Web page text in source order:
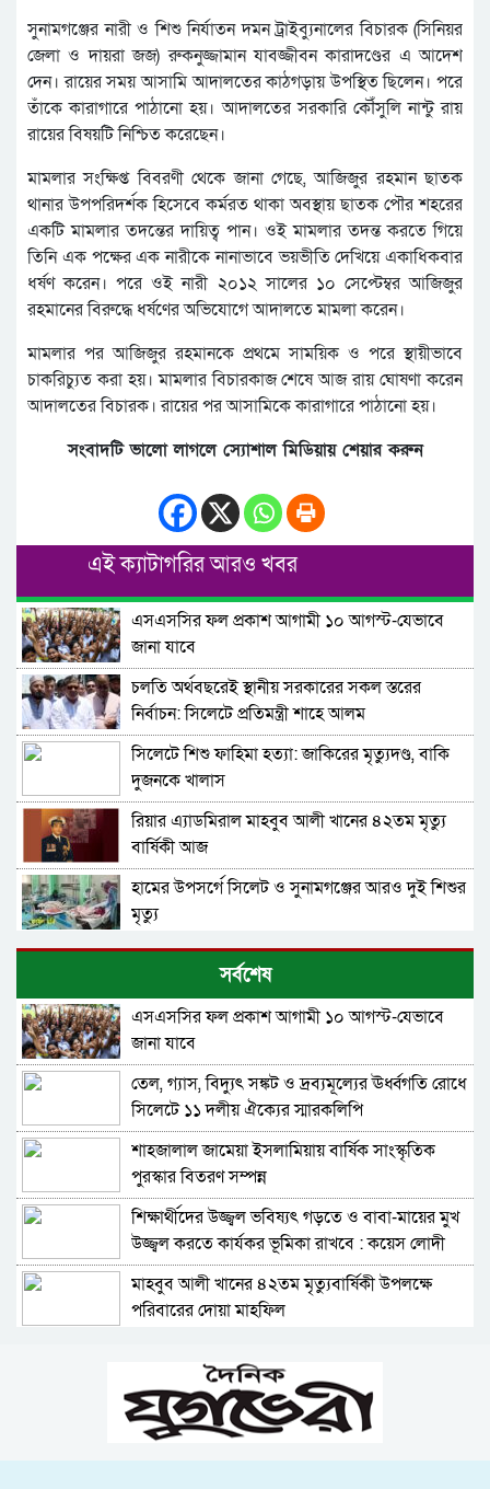
সুনামগঞ্জের নারী ও শিশু নির্যাতন দমন ট্রাইব্যুনালের বিচারক (সিনিয়র
জেলা ও দায়রা জজ) রুকনুজ্জামান যাবজ্জীবন কারাদণ্ডের এ আদেশ
দেন। রায়ের সময় আসামি আদালতের কাঠগড়ায় উপস্থিত ছিলেন। পরে
তাঁকে কারাগারে পাঠানো হয়। আদালতের সরকারি কৌঁসুলি নান্টু রায়
রায়ের বিষয়টি নিশ্চিত করেছেন।
মামলার সংক্ষিপ্ত বিবরণী থেকে জানা গেছে, আজিজুর রহমান ছাতক
থানার উপপরিদর্শক হিসেবে কর্মরত থাকা অবস্থায় ছাতক পৌর শহরের
একটি মামলার তদন্তের দায়িত্ব পান। ওই মামলার তদন্ত করতে গিয়ে
তিনি এক পক্ষের এক নারীকে নানাভাবে ভয়ভীতি দেখিয়ে একাধিকবার
ধর্ষণ করেন। পরে ওই নারী ২০১২ সালের ১০ সেপ্টেম্বর আজিজুর
রহমানের বিরুদ্ধে ধর্ষণের অভিযোগে আদালতে মামলা করেন।
মামলার পর আজিজুর রহমানকে প্রথমে সাময়িক ও পরে স্থায়ীভাবে
চাকরিচ্যুত করা হয়। মামলার বিচারকাজ শেষে আজ রায় ঘোষণা করেন
আদালতের বিচারক। রায়ের পর আসামিকে কারাগারে পাঠানো হয়।
সংবাদটি ভালো লাগলে স্যোশাল মিডিয়ায় শেয়ার করুন
এই ক্যাটাগরির আরও খবর
এসএসসির ফল প্রকাশ আগামী ১০ আগস্ট-যেভাবে
জানা যাবে
চলতি অর্থবছরেই স্থানীয় সরকারের সকল স্তরের
নির্বাচন: সিলেটে প্রতিমন্ত্রী শাহে আলম
সিলেটে শিশু ফাহিমা হত্যা: জাকিরের মৃত্যুদণ্ড, বাকি
দুজনকে খালাস
রিয়ার এ্যাডমিরাল মাহবুব আলী খানের ৪২তম মৃত্যু
বার্ষিকী আজ
হামের উপসর্গে সিলেট ও সুনামগঞ্জের আরও দুই শিশুর
মৃত্যু
দেশের বড় চ্যালেঞ্জ জ্বালানি, ১৭ বছরের অব্যবস্থাপনার
কারণে এই অবস্থা: সিলেটে বাণিজ্যমন্ত্রী
সিলেট জালালাবাদ গ্যাস কর্তৃপক্ষ গ্যাস সংকট নিয়ে
গণবিজ্ঞপ্তিতে যা বলেন
সিলেটে ডিবি পুলিশ পরিচয়ে কিশোরকে অপহরণের
চেষ্টা, জনতার হাতে ধরা
গোয়াইনঘাটে অবৈধ পাথর উত্তোলনের অভিযোগে
টাস্কফোর্সের অভিযান, আটক ৮
সিলেটে মাদক, জুয়া ও কিংশোর গ্যাং নির্মূলে বিশেষ
অভিযানের ঘোষণা নতুন পুলিশ কমিশনার
সিলেটে ডেঙ্গুতে বছরের প্রথম মৃত্যু
চোরাচালানি পণ্য জব্দ
ময়লার স্তূপ থেকে প্রাণ ফিরছে নগরের আরেকটি পুকুরে
সর্বশেষ
এসএসসির ফল প্রকাশ আগামী ১০ আগস্ট-যেভাবে
জানা যাবে
তেল, গ্যাস, বিদ্যুৎ সঙ্কট ও দ্রব্যমূল্যের ঊর্ধ্বগতি রোধে
সিলেটে ১১ দলীয় ঐক্যের স্মারকলিপি
শাহজালাল জামেয়া ইসলামিয়ায় বার্ষিক সাংস্কৃতিক
পুরস্কার বিতরণ সম্পন্ন
শিক্ষার্থীদের উজ্জ্বল ভবিষ্যৎ গড়তে ও বাবা-মায়ের মুখ
উজ্জ্বল করতে কার্যকর ভূমিকা রাখবে : কয়েস লোদী
মাহবুব আলী খানের ৪২তম মৃত্যুবার্ষিকী উপলক্ষে
পরিবারের দোয়া মাহফিল
আলোচনা সভা-মন্ত্রী খন্দকার মুক্তাদির
সিলেট মহানগর বিএনপির সভাপতি পদে পুনর্বহাল
নাসিম, ভারমুক্ত লোদী